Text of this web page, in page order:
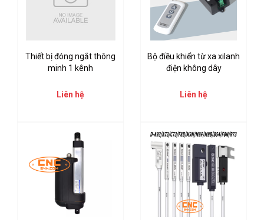
Thiết bị đóng ngắt thông
minh 1 kênh
Liên hệ
Bộ điều khiển từ xa xilanh
điện không dây
Liên hệ